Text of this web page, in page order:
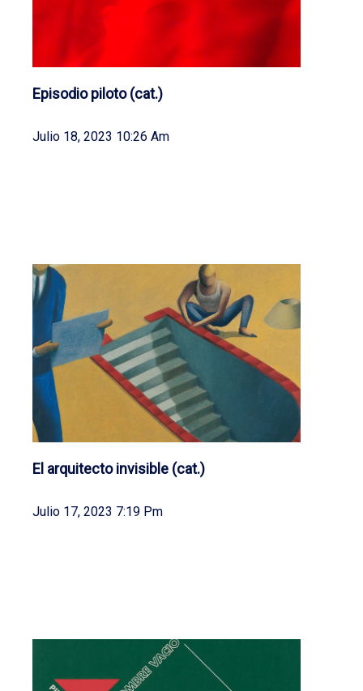
Episodio piloto (cat.)
Julio 18, 2023 10:26 Am
El arquitecto invisible (cat.)
Julio 17, 2023 7:19 Pm